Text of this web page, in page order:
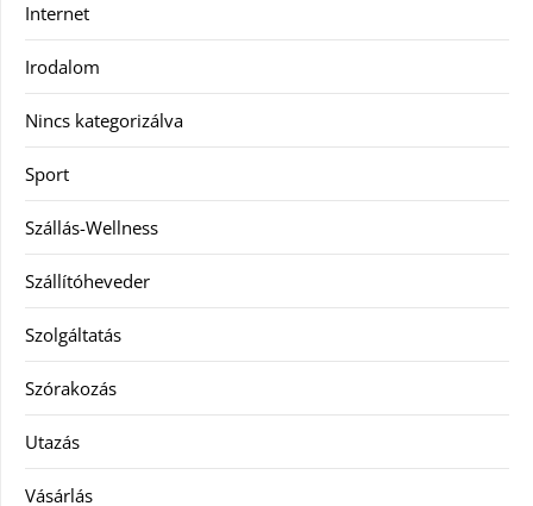
Internet
Irodalom
Nincs kategorizálva
Sport
Szállás-Wellness
Szállítóheveder
Szolgáltatás
Szórakozás
Utazás
Vásárlás